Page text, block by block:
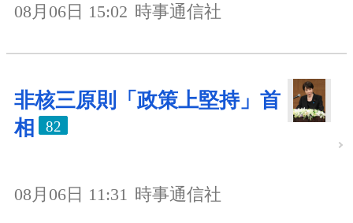
08月06日 15:02 時事通信社
非核三原則「政策上堅持」首
相
82
08月06日 11:31 時事通信社